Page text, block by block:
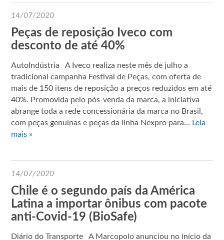
14/07/2020
Peças de reposição Iveco com
desconto de até 40%
AutoIndústria A Iveco realiza neste mês de julho a
tradicional campanha Festival de Peças, com oferta de
mais de 150 itens de reposição a preços reduzidos em até
40%. Promovida pelo pós-venda da marca, a iniciativa
abrange toda a rede concessionária da marca no Brasil,
com peças genuínas e peças da linha Nexpro para… Leia
mais »
14/07/2020
Chile é o segundo país da América
Latina a importar ônibus com pacote
anti-Covid-19 (BioSafe)
Diário do Transporte A Marcopolo anunciou no início da